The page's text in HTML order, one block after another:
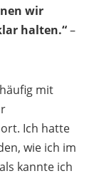
wir
halten.“–
mit
Ich hatte
wie ich im
kannte ich